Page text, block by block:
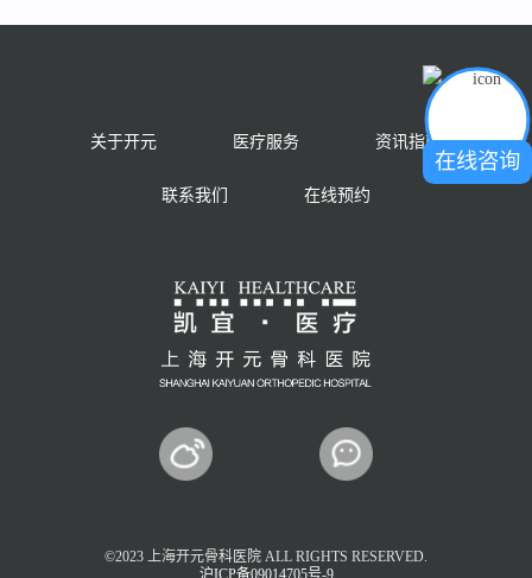
关于开元 医疗服务 资讯指南
联系我们 在线预约
©2023 上海开元骨科医院 ALL RIGHTS RESERVED.
沪ICP备09014705号-9
在线咨询